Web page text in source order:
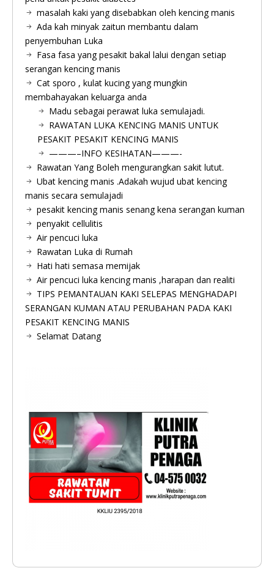
masalah kaki yang disebabkan oleh kencing manis
Ada kah minyak zaitun membantu dalam
penyembuhan Luka
Fasa fasa yang pesakit bakal lalui dengan setiap
serangan kencing manis
Cat sporo , kulat kucing yang mungkin
membahayakan keluarga anda
Madu sebagai perawat luka semulajadi.
RAWATAN LUKA KENCING MANIS UNTUK
PESAKIT PESAKIT KENCING MANIS
———–INFO KESIHATAN———-
Rawatan Yang Boleh mengurangkan sakit lutut.
Ubat kencing manis .Adakah wujud ubat kencing
manis secara semulajadi
pesakit kencing manis senang kena serangan kuman
penyakit cellulitis
Air pencuci luka
Rawatan Luka di Rumah
Hati hati semasa memijak
Air pencuci luka kencing manis ,harapan dan realiti
TIPS PEMANTAUAN KAKI SELEPAS MENGHADAPI
SERANGAN KUMAN ATAU PERUBAHAN PADA KAKI
PESAKIT KENCING MANIS
Selamat Datang